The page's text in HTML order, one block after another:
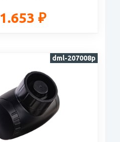
1.653 ₽
dml-207008p